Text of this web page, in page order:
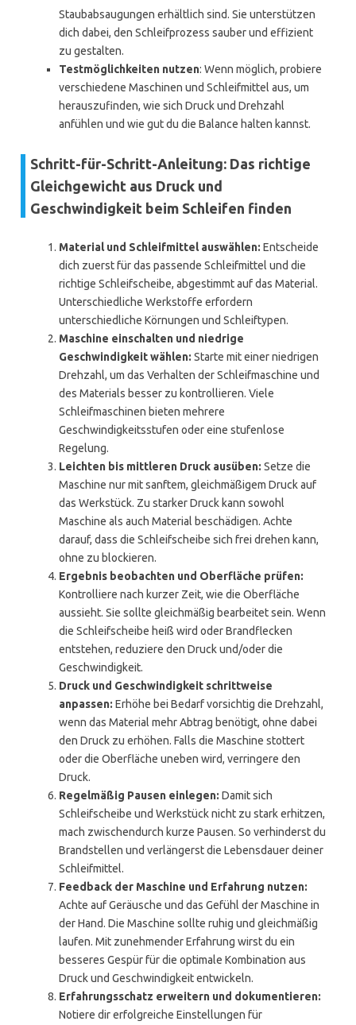
Staubabsaugungen erhältlich sind. Sie unterstützen
dich dabei, den Schleifprozess sauber und effizient
zu gestalten.
Testmöglichkeiten nutzen: Wenn möglich, probiere
verschiedene Maschinen und Schleifmittel aus, um
herauszufinden, wie sich Druck und Drehzahl
anfühlen und wie gut du die Balance halten kannst.
Schritt-für-Schritt-Anleitung: Das richtige
Gleichgewicht aus Druck und
Geschwindigkeit beim Schleifen finden
Material und Schleifmittel auswählen: Entscheide
dich zuerst für das passende Schleifmittel und die
richtige Schleifscheibe, abgestimmt auf das Material.
Unterschiedliche Werkstoffe erfordern
unterschiedliche Körnungen und Schleiftypen.
Maschine einschalten und niedrige
Geschwindigkeit wählen: Starte mit einer niedrigen
Drehzahl, um das Verhalten der Schleifmaschine und
des Materials besser zu kontrollieren. Viele
Schleifmaschinen bieten mehrere
Geschwindigkeitsstufen oder eine stufenlose
Regelung.
Leichten bis mittleren Druck ausüben: Setze die
Maschine nur mit sanftem, gleichmäßigem Druck auf
das Werkstück. Zu starker Druck kann sowohl
Maschine als auch Material beschädigen. Achte
darauf, dass die Schleifscheibe sich frei drehen kann,
ohne zu blockieren.
Ergebnis beobachten und Oberfläche prüfen:
Kontrolliere nach kurzer Zeit, wie die Oberfläche
aussieht. Sie sollte gleichmäßig bearbeitet sein. Wenn
die Schleifscheibe heiß wird oder Brandflecken
entstehen, reduziere den Druck und/oder die
Geschwindigkeit.
Druck und Geschwindigkeit schrittweise
anpassen: Erhöhe bei Bedarf vorsichtig die Drehzahl,
wenn das Material mehr Abtrag benötigt, ohne dabei
den Druck zu erhöhen. Falls die Maschine stottert
oder die Oberfläche uneben wird, verringere den
Druck.
Regelmäßig Pausen einlegen: Damit sich
Schleifscheibe und Werkstück nicht zu stark erhitzen,
mach zwischendurch kurze Pausen. So verhinderst du
Brandstellen und verlängerst die Lebensdauer deiner
Schleifmittel.
Feedback der Maschine und Erfahrung nutzen:
Achte auf Geräusche und das Gefühl der Maschine in
der Hand. Die Maschine sollte ruhig und gleichmäßig
laufen. Mit zunehmender Erfahrung wirst du ein
besseres Gespür für die optimale Kombination aus
Druck und Geschwindigkeit entwickeln.
Erfahrungsschatz erweitern und dokumentieren:
Notiere dir erfolgreiche Einstellungen für